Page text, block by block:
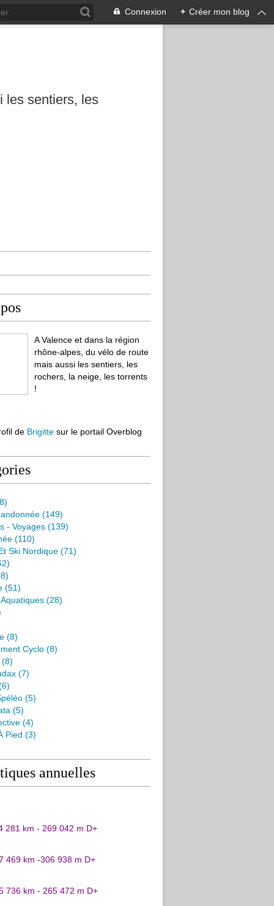
Connexion + Créer mon blog
les sentiers, les
A Valence et dans la région
rhône-alpes, du vélo de route
mais aussi les sentiers, les
rochers, la neige, les torrents
!
de Brigitte sur le portail Overblog
(149)
- Voyages (139)
(110)
Ski Nordique (71)
(51)
(28)
(8)
Cyclo (8)
(8)
(7)
(5)
(5)
(4)
Pied (3)
annuelles
281 km - 269 042 m D+
469 km -306 938 m D+
736 km - 265 472 m D+